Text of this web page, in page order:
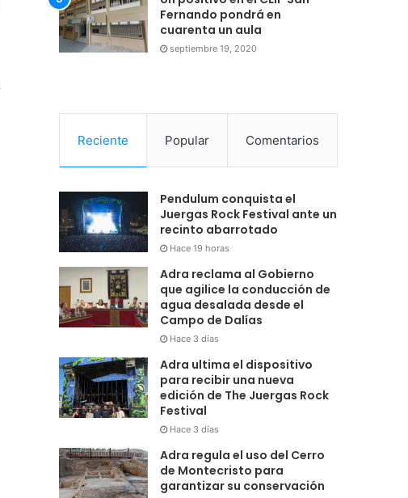
Fernando pondrá en
cuarenta un aula
septiembre 19, 2020
Reciente Popular Comentarios
Pendulum conquista el
Juergas Rock Festival ante un
recinto abarrotado
Hace 19 horas
Adra reclama al Gobierno
que agilice la conducción de
agua desalada desde el
Campo de Dalías
Hace 3 días
Adra ultima el dispositivo
para recibir una nueva
edición de The Juergas Rock
Festival
Hace 3 días
Adra regula el uso del Cerro
de Montecristo para
garantizar su conservación